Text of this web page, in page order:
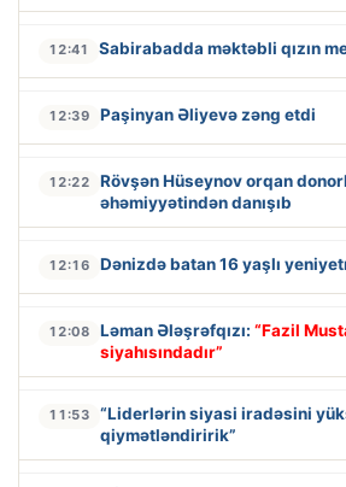
12:41 Sabirabadda məktəbli qızın
12:39 Paşinyan Əliyevə zəng etdi
12:22
Rövşən Hüseynov orqan
əhəmiyyətindən danışıb
12:16 Dənizdə batan 16 yaşlı
12:08 Ləman Ələşrəfqızı: “Fazil
siyahısındadır”
11:53
“Liderlərin siyasi iradəsini
qiymətləndiririk”